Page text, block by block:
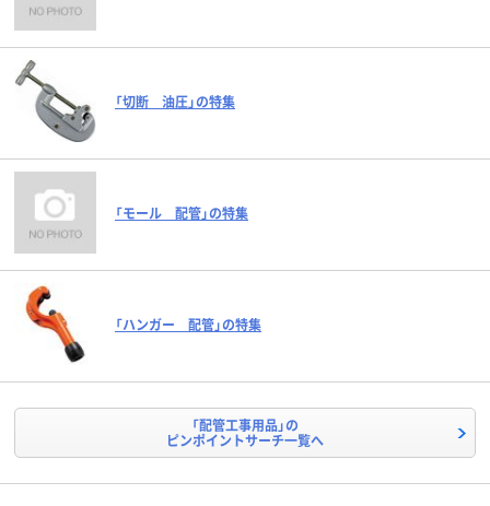
「切断 油圧」の特集
「モール 配管」の特集
「ハンガー 配管」の特集
「配管工事用品」の
ピンポイントサーチ一覧へ